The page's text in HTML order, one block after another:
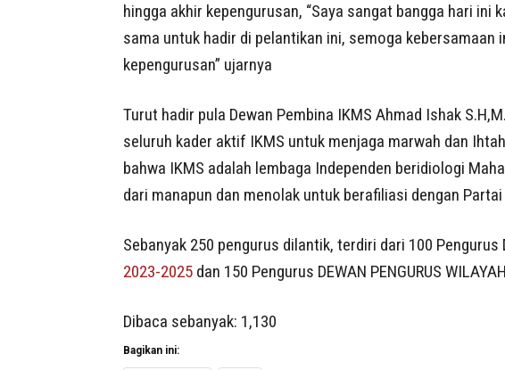
hingga akhir kepengurusan, “Saya sangat bangga hari ini
sama untuk hadir di pelantikan ini, semoga kebersamaan
kepengurusan” ujarnya
Turut hadir pula Dewan Pembina IKMS Ahmad Ishak
seluruh kader aktif IKMS untuk menjaga marwah dan
bahwa IKMS adalah lembaga Independen beridiologi
dari manapun dan menolak untuk berafiliasi dengan
Sebanyak 250 pengurus dilantik, terdiri dari 100 Pengurus
2023-2025 dan 150 Pengurus DEWAN PENGURUS
Dibaca sebanyak: 1,130
Bagikan ini: